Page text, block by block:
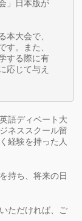
」日本版が
本大会で、
す。また、
する際に有
応じて与え
語ディベート大
ネススクール留
経験を持った人
持ち、将来の日
ただければ、ご